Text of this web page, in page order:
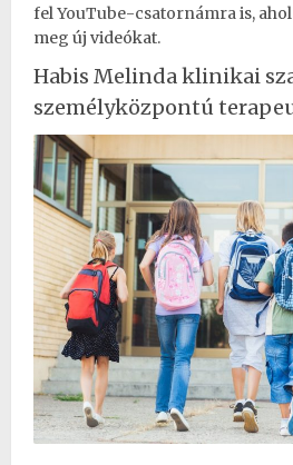
felYouTube-csatornámrais,
meg új videókat.
Habis Melinda klinikai
személyközpontú